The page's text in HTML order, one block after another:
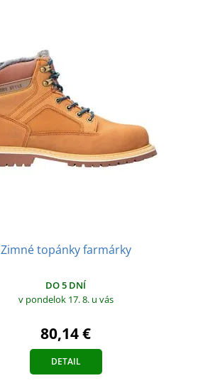
Zimné topánky farmárky
DO 5 DNÍ
v pondelok 17. 8. u vás
80,14 €
DETAIL